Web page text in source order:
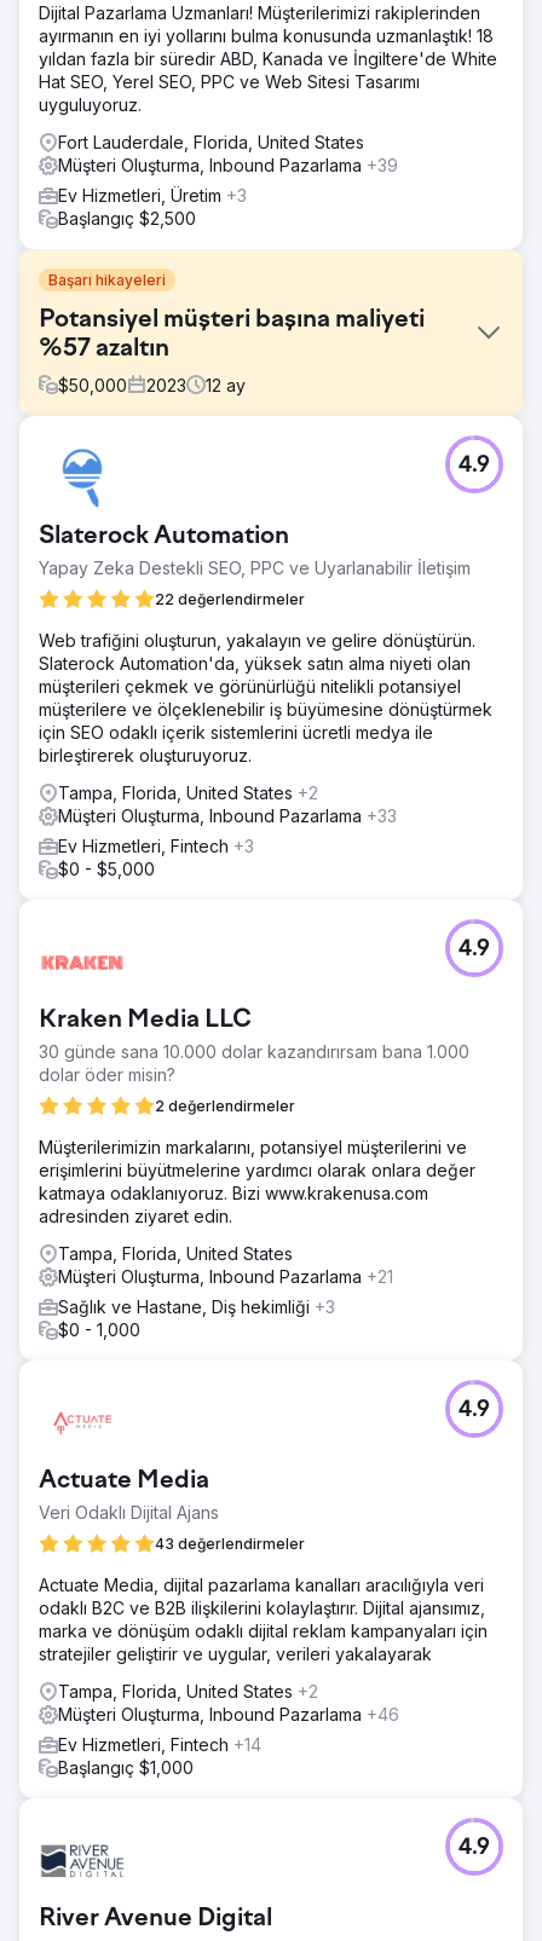
Dijital Pazarlama Uzmanları! Müşterilerimizi rakiplerinden
ayırmanın en iyi yollarını bulma konusunda uzmanlaştık! 18
yıldan fazla bir süredir ABD, Kanada ve İngiltere'de White
Hat SEO, Yerel SEO, PPC ve Web Sitesi Tasarımı
uyguluyoruz.
Fort Lauderdale, Florida, United States
Müşteri Oluşturma, Inbound Pazarlama +39
Ev Hizmetleri, Üretim +3
Başlangıç $2,500
Başarı hikayeleri
Potansiyel müşteri başına maliyeti
%57 azaltın
$50,000 2023 12 ay
Meydan Okuma
Zorluk, bu Franchise'ın birkaç kez satılması ve böylece
pazardaki güvenilirliğini kaybetmeye başlamasıydı.
Çözüm
değişiklikler uyguladık.
Sonuç
10-16 Dolarlık Harika Meta ve Google Ads CPL'si (Sektör
Ortalaması 38-58 Dolar)
Ajans sayfasına git
Slaterock Automation
Yapay Zeka Destekli SEO, PPC ve Uyarlanabilir İletişim
22 değerlendirmeler
4.9
Web trafiğini oluşturun, yakalayın ve gelire dönüştürün.
Slaterock Automation'da, yüksek satın alma niyeti olan
müşterileri çekmek ve görünürlüğü nitelikli potansiyel
müşterilere ve ölçeklenebilir iş büyümesine dönüştürmek
için SEO odaklı içerik sistemlerini ücretli medya ile
birleştirerek oluşturuyoruz.
Tampa, Florida, United States +2
Müşteri Oluşturma, Inbound Pazarlama +33
Ev Hizmetleri, Fintech +3
$0 - $5,000
Kraken Media LLC
30 günde sana 10.000 dolar kazandırırsam bana 1.000
dolar öder misin?
2 değerlendirmeler
4.9
Müşterilerimizin markalarını, potansiyel müşterilerini ve
erişimlerini büyütmelerine yardımcı olarak onlara değer
katmaya odaklanıyoruz. Bizi www.krakenusa.com
adresinden ziyaret edin.
Tampa, Florida, United States
Müşteri Oluşturma, Inbound Pazarlama +21
Sağlık ve Hastane, Diş hekimliği +3
$0 - 1,000
Actuate Media
Veri Odaklı Dijital Ajans
43 değerlendirmeler
4.9
Actuate Media, dijital pazarlama kanalları aracılığıyla veri
odaklı B2C ve B2B ilişkilerini kolaylaştırır. Dijital ajansımız,
marka ve dönüşüm odaklı dijital reklam kampanyaları için
stratejiler geliştirir ve uygular, verileri yakalayarak
Tampa, Florida, United States +2
Müşteri Oluşturma, Inbound Pazarlama +46
Ev Hizmetleri, Fintech +14
Başlangıç $1,000
River Avenue Digital
4.9